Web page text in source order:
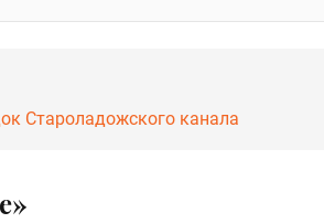
Староладожского канала